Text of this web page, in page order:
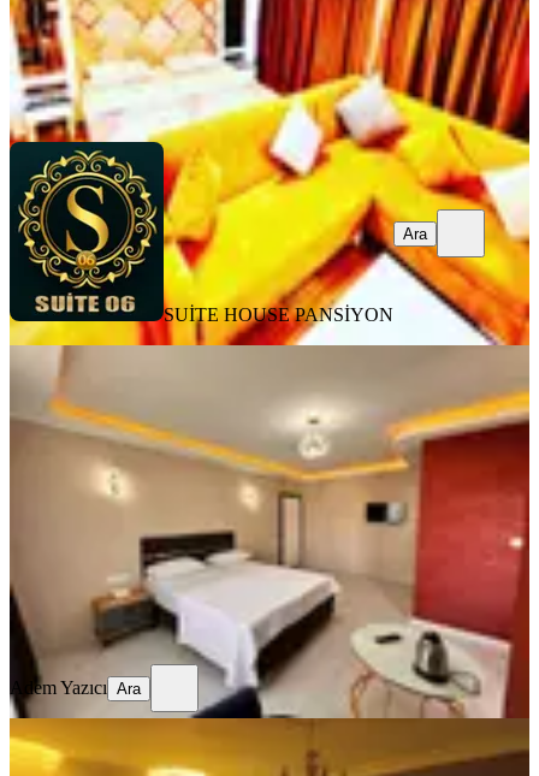
SUİTE HOUSE PANSİYON
Ara
SUİTE HOUSE PANSİYON
Ara
ÖNE ÇIKAN
Uygun Klimalı Konforlu Daire
Ankara, Keçiören
100 m²· 3. Kat
599 ₺
Adem Yazıcı
Ara
Adem Yazıcı Ara
Keçiören İncirli De Günlük Kiralık